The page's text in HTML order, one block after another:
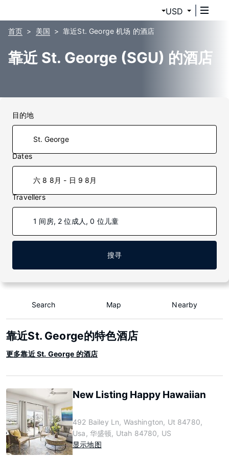
USD
首页 美国 靠近St. George 机场 的酒店
靠近 St. George (SGU) 的酒店
目的地
Dates
六 8 8月 - 日 9 8月
Travellers
1 间房, 2 位成人, 0 位儿童
搜寻
Search Map Nearby
靠近St. George的特色酒店
更多靠近 St. George 的酒店
New Listing Happy Hawaiian
492 Bailey Ln, Washington, Ut 84780,
Usa, 华盛顿, Utah 84780, US
显示地图